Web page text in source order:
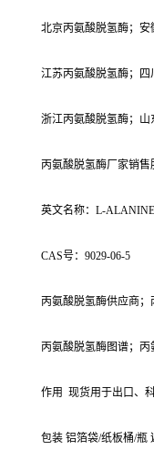
北京丙氨酸脱氢酶；
江苏丙氨酸脱氢酶；
浙江丙氨酸脱氢酶；
丙氨酸脱氢酶厂家销售
英文名称：L-
CAS号：9029-06-5
丙氨酸脱氢酶供应商
丙氨酸脱氢酶图谱；丙
作用 现货用于出口、
包装 铝箔袋/纸板桶/瓶